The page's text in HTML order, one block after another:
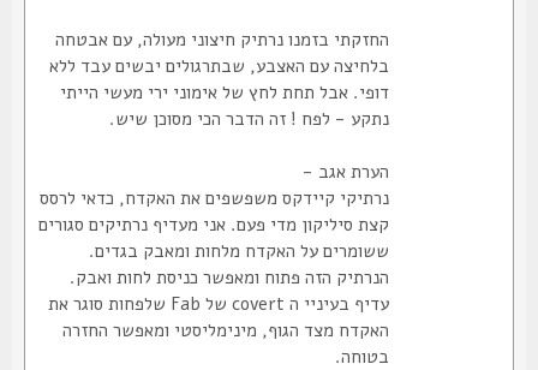
החזקתי בזמנו נרתיק חיצוני מעולה, עם אבטחה
בלחיצה עם האצבע, שבתרגולים יבשים עבד ללא
דופי. אבל תחת לחץ של אימוני ירי מעשי הייתי
נתקע - לפח ! זה הדבר הכי מסוכן שיש.
הערת אגב -
נרתיקי קיידקס משפשפים את האקדח, כדאי לרסס
קצת סיליקון מדי פעם. אני מעדיף נרתיקים סגורים
ששומרים על האקדח מלחות ומאבק בגדים.
הנרתיק הזה פתוח ומאפשר כניסת לחות ואבק.
עדיף בעיניי ה covert של Fab שלפחות סוגר את
האקדח מצד הגוף, מינימליסטי ומאפשר החזרה
בטוחה.